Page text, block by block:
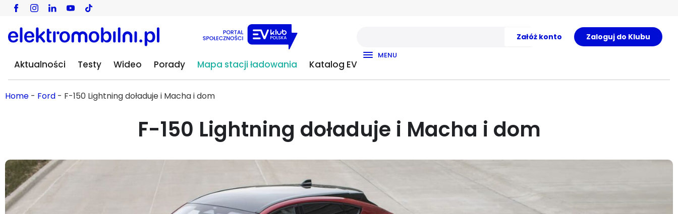
Załóż konto Zaloguj do Klubu
Aktualności Testy Wideo Porady Mapa stacji ładowania Katalog EV
MENU
Home - Ford - F-150 Lightning doładuje i Macha i dom
F-150 Lightning doładuje i Macha i dom